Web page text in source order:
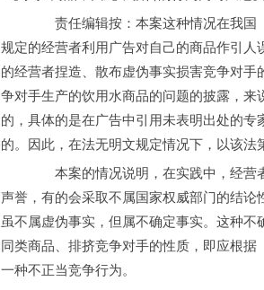
责任编辑按：本案这种情况在我国
规定的经营者利用广告对自己的商品作引
的经营者捏造、散布虚伪事实损害竞争对
争对手生产的饮用水商品的问题的披露，
的，具体的是在广告中引用未表明出处的
的。因此，在法无明文规定情况下，以该法
本案的情况说明，在实践中，经营
声誉，有的会采取不属国家权威部门的结
虽不属虚伪事实，但属不确定事实。这种
同类商品、排挤竞争对手的性质，即应根
一种不正当竞争行为。